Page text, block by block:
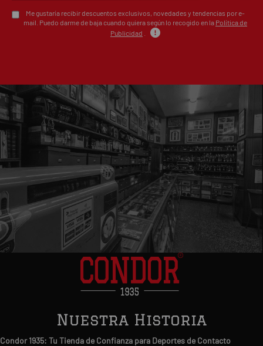
Me gustaría recibir descuentos exclusivos, novedades y tendencias por e-
mail. Puedo darme de baja cuando quiera según lo recogido en la Política de
Publicidad
Nuestra Historia
Condor 1935: Tu Tienda de Confianza para Deportes de Contacto